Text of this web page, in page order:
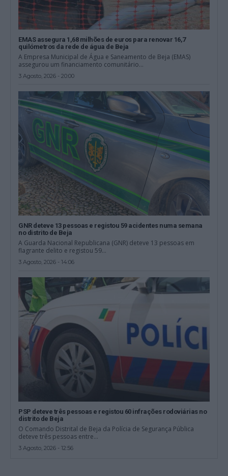
EMAS assegura 1,68 milhões de euros para renovar 16,7
quilómetros da rede de água de Beja
A Empresa Municipal de Água e Saneamento de Beja (EMAS)
assegurou um financiamento comunitário...
3 Agosto, 2026 - 20:00
GNR deteve 13 pessoas e registou 59 acidentes numa semana
no distrito de Beja
A Guarda Nacional Republicana (GNR) deteve 13 pessoas em
flagrante delito e registou 59...
3 Agosto, 2026 - 14:06
PSP deteve três pessoas e registou 60 infrações rodoviárias no
distrito de Beja
O Comando Distrital de Beja da Polícia de Segurança Pública
deteve três pessoas entre...
3 Agosto, 2026 - 12:56